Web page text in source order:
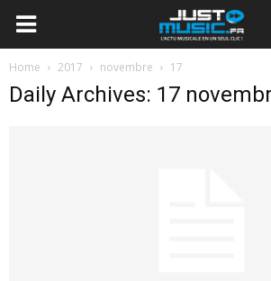
Home 2017 novembre 17
Daily Archives: 17